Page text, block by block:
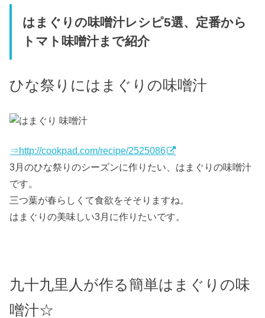
はまぐりの味噌汁レシピ5選、定番から
トマト味噌汁まで紹介
ひな祭りにはまぐりの味噌汁
⇒http://cookpad.com/recipe/2525086
3月のひな祭りのシーズンに作りたい、はまぐりの味噌汁
です。
三つ葉が春らしくて食欲をそそりますね。
はまぐりの美味しい3月に作りたいです。
九十九里人が作る簡単はまぐりの味
噌汁☆